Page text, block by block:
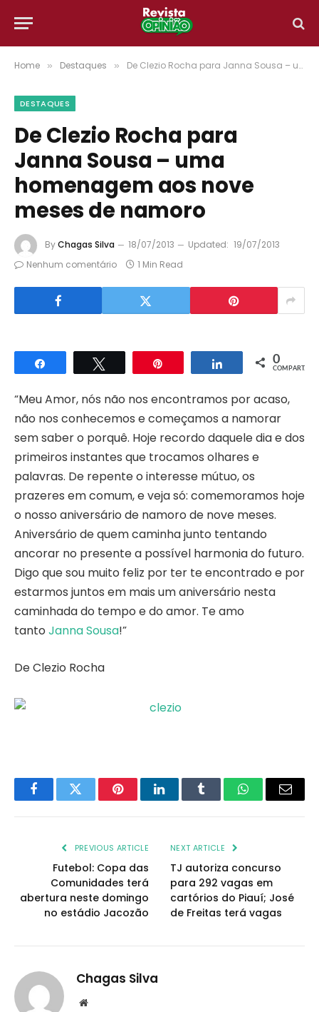
Home » Destaques » De Clezio Rocha para Janna Sousa – uma homenagem aos nove meses de namoro
DESTAQUES
De Clezio Rocha para
Janna Sousa – uma
homenagem aos nove
meses de namoro
ByChagas Silva 18/07/2013 Updated: 19/07/2013
Nenhum comentário
1 Min Read
Compartilhar Compartilhar
0
COMPART.
“Meu Amor, nós não nos encontramos por acaso,
não nos conhecemos e começamos a namorar
sem saber o porquê. Hoje recordo daquele dia e dos
primeiros instantes que trocamos olhares e
palavras. De repente o interesse mútuo, os
prazeres em comum, e veja só: comemoramos hoje
o nosso aniversário de namoro de nove meses.
Aniversário de quem caminha junto tentando
ancorar no presente a possível harmonia do futuro.
Digo que sou muito feliz por ter te encontrado e por
estarmos juntos em mais um aniversário nesta
caminhada do tempo e do amor. Te amo
tanto Janna Sousa!”
De Clezio Rocha
FacebookTwitter PinterestLinkedInTumblr WhatsAppEmail
PREVIOUS ARTICLE
Futebol: Copa das
Comunidades terá
abertura neste domingo
no estádio Jacozão
NEXT ARTICLE
TJ autoriza concurso
para 292 vagas em
cartórios do Piauí; José
de Freitas terá vagas
Chagas Silva
Website